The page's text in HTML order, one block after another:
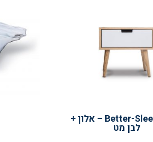
שידת Better-Sleep – אלון +
לבן מט